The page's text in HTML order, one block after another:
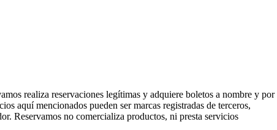
realiza reservaciones legítimas y adquiere boletos a nombre y por
aquí mencionados pueden ser marcas registradas de terceros,
Reservamos no comercializa productos, ni presta servicios